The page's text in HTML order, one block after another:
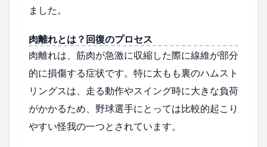
ました。
肉離れとは？回復のプロセス
肉離れは、筋肉が急激に収縮した際に線維が部分
的に損傷する症状です。特に太もも裏のハムスト
リングスは、走る動作やスイング時に大きな負荷
がかかるため、野球選手にとっては比較的起こり
やすい怪我の一つとされています。